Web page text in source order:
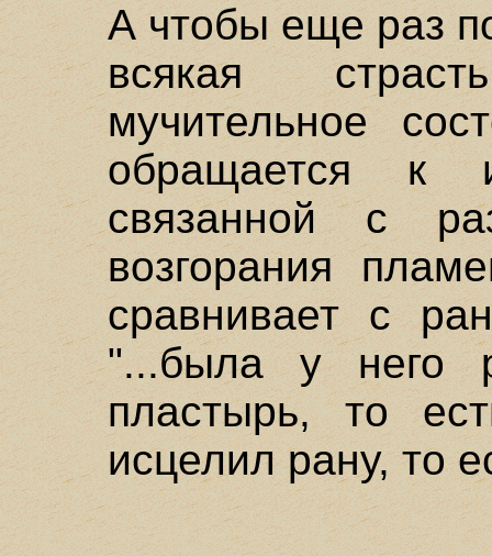
А чтобы еще раз
всякая
мучительное
обращается к
связанной с
возгорания
сравнивает с
"...была у него
пластырь, то
исцелил рану, то